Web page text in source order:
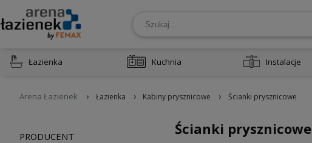
Łazienka Kuchnia Instalacje
Arena Łazienek › Łazienka › Kabiny prysznicowe › Ścianki prysznicowe
PRODUCENT Ścianki prysznicowe